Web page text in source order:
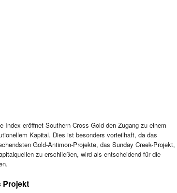
Index eröffnet Southern Cross Gold den Zugang zu einem
Kapital. Dies ist besonders vorteilhaft, da das
Gold-Antimon-Projekte, das Sunday Creek-Projekt,
zu erschließen, wird als entscheidend für die
Projekt